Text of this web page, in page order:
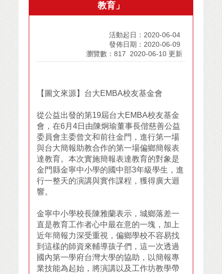
教育」
活動起日：2020-06-04
發佈日期：2020-06-09
瀏覽數：817
2020-06-10 更新
【圖文來源】台大EMBA校友基金會
從公益出發的第19屆台大EMBA校友基金
會，在6月4日由陳炯瑜董事長偕慈善公益
委員會主委曾文和前往金門，進行第一場
與台大簡報助教合作的第一場偏鄉簡報表
達教育。本次實施簡報表達教育的對象是
金門縣金寧中小學的國中部3年級學生，進
行一整天的演講與實作課程，獲得廣大迴
響。
金寧中小學校長陳雅蘭表示，城鄉落差一
直是教育工作者心中最在意的一塊，加上
近年簡報力深受重視，偏鄉學校不容易找
到這樣的師資來輔導孩子們，這一次透過
國內第一學府台灣大學的協助，以簡報專
業技能為起始，將演講以及工作坊教學帶